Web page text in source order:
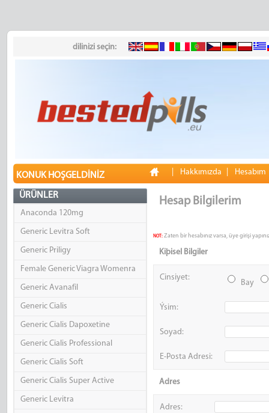
dilinizi seçin:
KONUK HOŞGELDINIZ Hakkımızda Hesabım
ÜRÜNLER
Anaconda 120mg
Generic Levitra Soft
Generic Priligy
Female Generic Viagra Womenra
Generic Avanafil
Generic Cialis
Generic Cialis Dapoxetine
Generic Cialis Professional
Generic Cialis Soft
Generic Cialis Super Active
Generic Levitra
Hesap Bilgilerim
NOT:Zaten bir hesabınız varsa, üye girişi
Kiþisel Bilgiler
Cinsiyet:
Bay
Ýsim:
Soyad:
E-Posta Adresi:
Adres
Adres: